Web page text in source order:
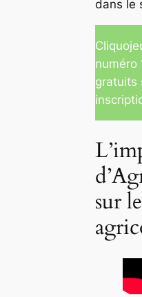
dans le
numéro
gratuits
sur